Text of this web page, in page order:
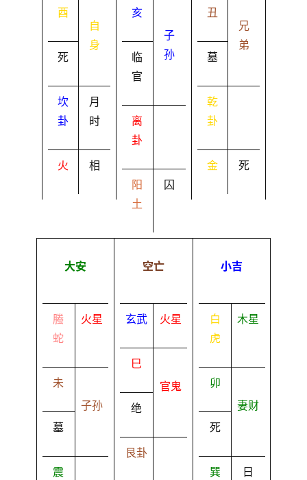
酉
死
自
身
坎
卦
月
时
火 相
亥
临
官
子
孙
离
卦
阳
土
囚
丑
墓
兄
弟
乾
卦
金 死
大安
螣
蛇
火星
未
墓
子孙
震
空亡
玄武 火星
巳
绝
官鬼
艮卦
小吉
白
虎
木星
卯
死
妻财
巽
日